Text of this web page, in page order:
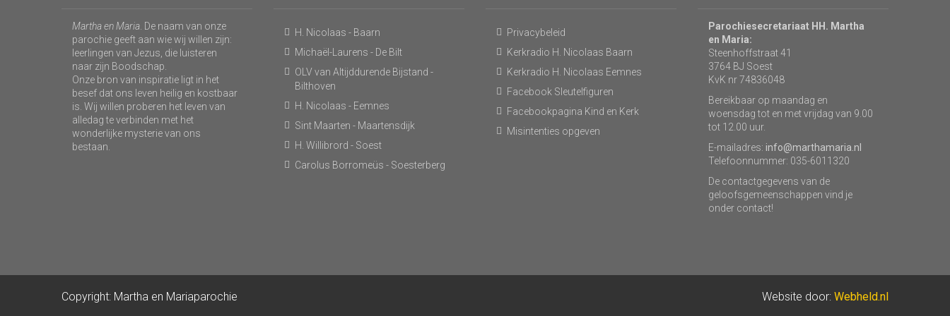
Martha en Maria . De naam van onze
parochie geeft aan wie wij willen zijn:
leerlingen van Jezus, die luisteren
naar zijn Boodschap.
Onze bron van inspiratie ligt in het
besef dat ons leven heilig en kostbaar
is. Wij willen proberen het leven van
alledag te verbinden met het
wonderlijke mysterie van ons
bestaan.
H. Nicolaas - Baarn
Michaël-Laurens - De Bilt
OLV van Altijddurende Bijstand -
Bilthoven
H. Nicolaas - Eemnes
Sint Maarten - Maartensdijk
H. Willibrord - Soest
Carolus Borromeüs - Soesterberg
Privacybeleid
Kerkradio H. Nicolaas Baarn
Kerkradio H. Nicolaas Eemnes
Facebook Sleutelfiguren
Facebookpagina Kind en Kerk
Misintenties opgeven
Parochiesecretariaat HH. Martha
en Maria:
Steenhoffstraat 41
3764 BJ Soest
KvK nr 74836048
Bereikbaar op maandag en
woensdag tot en met vrijdag van 9.00
tot 12.00 uur.
E-mailadres: info@marthamaria.nl
Telefoonnummer: 035-6011320
De contactgegevens van de
geloofsgemeenschappen vind je
onder contact!
Copyright: Martha en Mariaparochie Website door: Webheld.nl